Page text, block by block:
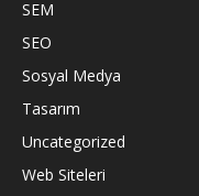
SEM
SEO
Sosyal Medya
Tasarım
Uncategorized
Web Siteleri